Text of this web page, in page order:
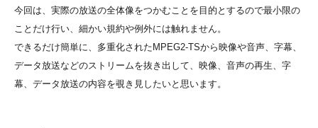
今回は、実際の放送の全体像をつかむことを目的とするので最小限の
ことだけ行い、細かい規約や例外には触れません。
できるだけ簡単に、多重化されたMPEG2-TSから映像や音声、字幕、
データ放送などのストリームを抜き出して、映像、音声の再生、字
幕、データ放送の内容を覗き見したいと思います。